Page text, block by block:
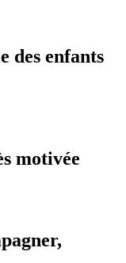
des enfants
motivée